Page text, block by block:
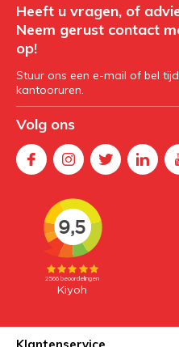
Heeft u vragen, of
Neem gerust contact
op!
Stuur ons een e-mail of bel
kantooruren.
Volg ons